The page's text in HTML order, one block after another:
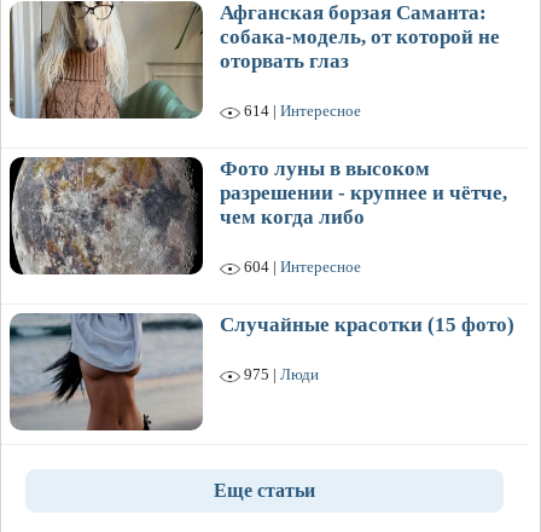
Афганская борзая Саманта:
собака-модель, от которой не
оторвать глаз
614 | Интересное
Фото луны в высоком
разрешении - крупнее и чётче,
чем когда либо
604 | Интересное
Случайные красотки (15 фото)
975 | Люди
Еще статьи